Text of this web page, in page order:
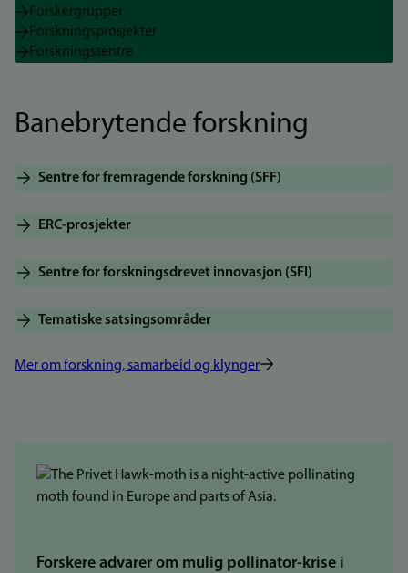
Forskergrupper
Forskningsprosjekter
Forskningssentre
Banebrytende forskning
Sentre for fremragende forskning (SFF)
ERC-prosjekter
Sentre for forskningsdrevet innovasjon (SFI)
Tematiske satsingsområder
Mer om forskning, samarbeid og klynger
Forskere advarer om mulig pollinator-krise i